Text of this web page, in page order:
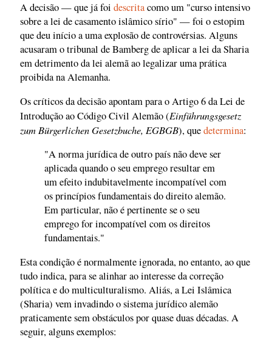
A decisão — que já foi descritacomo um "curso intensivo
sobre a lei de casamento islâmico sírio" — foi o estopim
que deu início a uma explosão de controvérsias. Alguns
acusaram o tribunal de Bamberg de aplicar a lei da Sharia
em detrimento da lei alemã ao legalizar uma prática
proibida na Alemanha.
Os críticos da decisão apontam para o Artigo 6 da Lei de
Introdução ao Código Civil Alemão (Einführungsgesetz
zum Bürgerlichen Gesetzbuche, EGBGB), quedetermina:
"A norma jurídica de outro país não deve ser
aplicada quando o seu emprego resultar em
um efeito indubitavelmente incompatível com
os princípios fundamentais do direito alemão.
Em particular, não é pertinente se o seu
emprego for incompatível com os direitos
fundamentais."
Esta condição é normalmente ignorada, no entanto, ao que
tudo indica, para se alinhar ao interesse da correção
política e do multiculturalismo. Aliás, a Lei Islâmica
(Sharia) vem invadindo o sistema jurídico alemão
praticamente sem obstáculos por quase duas décadas. A
seguir, alguns exemplos: